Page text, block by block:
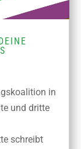
in
und dritte
schreibt